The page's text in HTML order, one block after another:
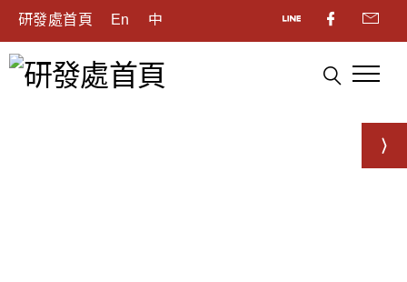
研發處首頁 En 中